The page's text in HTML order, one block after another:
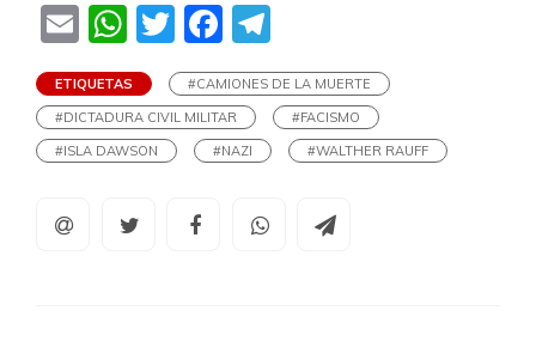
EmailWhatsApp
TwitterFacebook
ETIQUETAS
#CAMIONES DE LA MUERTE
#DICTADURA CIVIL MILITAR
#FACISMO
#ISLA DAWSON
#NAZI #WALTHER RAUFF